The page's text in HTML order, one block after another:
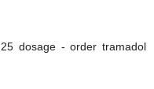
dosage - order tramadol